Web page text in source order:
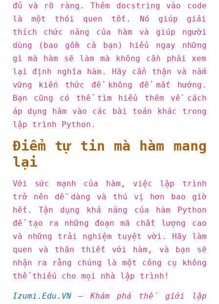
đủ và rõ ràng. Thêm docstring vào code
là một thói quen tốt. Nó giúp giải
thích chức năng của hàm và giúp người
dùng (bao gồm cả bạn) hiểu ngay những
gì mà hàm sẽ làm mà không cần phải xem
lại định nghĩa hàm. Hãy cẩn thận và nắm
vững kiến thức để không để mất hướng.
Bạn cũng có thể tìm hiểu thêm về cách
áp dụng hàm vào các bài toán khác trong
lập trình Python.
Điểm tự tin mà hàm mang
lại
Với sức mạnh của hàm, việc lập trình
trở nên dễ dàng và thú vị hơn bao giờ
hết. Tận dụng khả năng của hàm Python
để tạo ra những đoạn mã chất lượng cao
và những trải nghiệm tuyệt vời. Hãy làm
quen và thân thiết với hàm, và bạn sẽ
nhận ra rằng chúng là một công cụ không
thể thiếu cho mọi nhà lập trình!
Izumi.Edu.VN– Khám phá thế giới lập